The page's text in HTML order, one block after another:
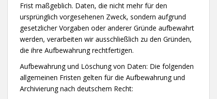
Frist maßgeblich. Daten, die nicht mehr für den
ursprünglich vorgesehenen Zweck, sondern aufgrund
gesetzlicher Vorgaben oder anderer Gründe aufbewahrt
werden, verarbeiten wir ausschließlich zu den Gründen,
die ihre Aufbewahrung rechtfertigen.
Aufbewahrung und Löschung von Daten: Die folgenden
allgemeinen Fristen gelten für die Aufbewahrung und
Archivierung nach deutschem Recht: